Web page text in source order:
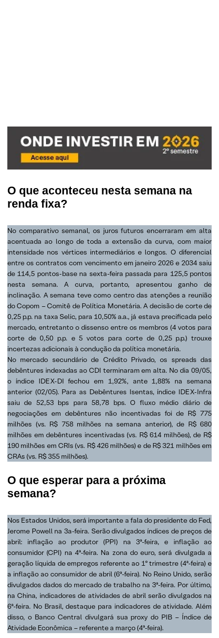
O que aconteceu nesta semana na
renda fixa?
No comparativo semanal, os juros futuros encerraram em alta
acentuada ao longo de toda a extensão da curva, com maior
intensidade nos vértices intermediários e longos. O diferencial
entre os contratos com vencimento em janeiro 2026 e 2034 saiu
de 114,5 pontos-base na sexta-feira passada para 125,5 pontos
nesta semana. A curva, portanto, apresentou ganho de
inclinação. A semana teve como centro das atenções a reunião
do Copom – Comitê de Política Monetária. A decisão de corte de
0,25 p.p. na taxa Selic, para 10,50% a.a., já estava precificada pelo
mercado, entretanto o dissenso entre os membros (4 votos para
corte de 0,50 p.p. e 5 votos para corte de 0,25 p.p.) trouxe
incertezas adicionais à condução da política monetária.
No mercado secundário de Crédito Privado, os spreads das
debêntures indexadas ao CDI terminaram em alta. No dia 09/05,
o índice IDEX-DI fechou em 1,92%, ante 1,88% na semana
anterior (02/05). Para as Debêntures Isentas, índice IDEX-Infra
saiu de 52,53 bps para 58,78 bps. O fluxo médio diário de
negociações em debêntures não incentivadas foi de R$ 775
milhões (vs. R$ 758 milhões na semana anterior), de R$ 680
milhões em debêntures incentivadas (vs. R$ 614 milhões), de R$
190 milhões em CRIs (vs. R$ 426 milhões) e de R$ 321 milhões em
CRAs (vs. R$ 355 milhões).
O que esperar para a próxima
semana?
Nos Estados Unidos, será importante a fala do presidente do Fed,
Jerome Powell na 3a-feira. Serão divulgados índices de preços de
abril: inflação ao produtor (PPI) na 3ª-feira, e inflação ao
consumidor (CPI) na 4ª-feira. Na zona do euro, será divulgada a
geração líquida de empregos referente ao 1º trimestre (4ª-feira) e
a inflação ao consumidor de abril (6ª-feira). No Reino Unido, serão
divulgados dados do mercado de trabalho na 3ª-feira. Por último,
na China, indicadores de atividades de abril serão divulgados na
6ª-feira. No Brasil, destaque para indicadores de atividade. Além
disso, o Banco Central divulgará sua proxy do PIB – Índice de
Atividade Econômica – referente a março (4ª-feira).